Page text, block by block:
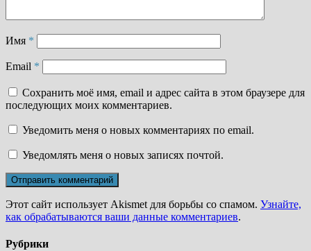
Имя *
Email *
Сохранить моё имя, email и адрес сайта в этом браузере для
последующих моих комментариев.
Уведомить меня о новых комментариях по email.
Уведомлять меня о новых записях почтой.
Этот сайт использует Akismet для борьбы со спамом. Узнайте,
как обрабатываются ваши данные комментариев.
Рубрики